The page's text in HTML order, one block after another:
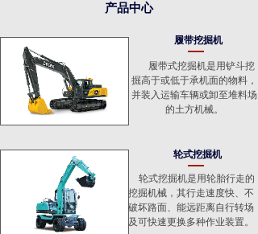
产品中心
履带挖掘机
履带式挖掘机是用铲斗挖
掘高于或低于承机面的物料，
并装入运输车辆或卸至堆料场
的土方机械。
轮式挖掘机
轮式挖掘机是用轮胎行走的
挖掘机械，其行走速度快、不
破坏路面、能远距离自行转场
及可快速更换多种作业装置。